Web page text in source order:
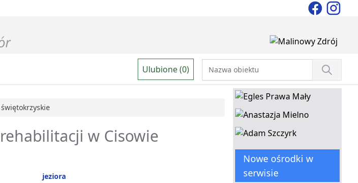
Ulubione (0)
świętokrzyskie
w Cisowie
jeziora
Nowe ośrodki w
serwisie